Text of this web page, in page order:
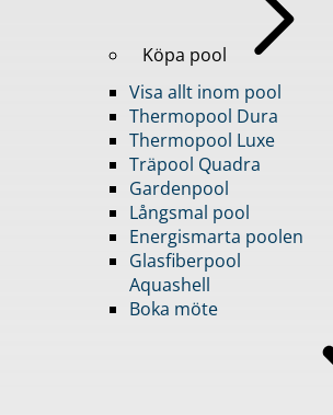
Köpa pool
Visa allt inom pool
Thermopool Dura
Thermopool Luxe
Träpool Quadra
Gardenpool
Långsmal pool
Energismarta poolen
Glasfiberpool
Aquashell
Boka möte